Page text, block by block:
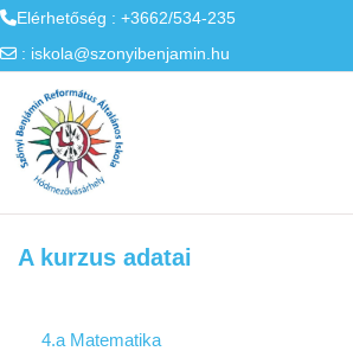
Elérhetőség : +3662/534-235
: iskola@szonyibenjamin.hu
A kurzus adatai
4.a Matematika